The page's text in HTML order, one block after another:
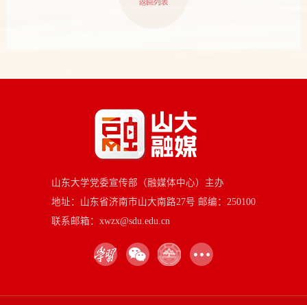
山东大学党委宣传部（融媒体中心）主办
地址：山东省济南市山大南路27号 邮编：250100
联系邮箱：xwzx@sdu.edu.cn